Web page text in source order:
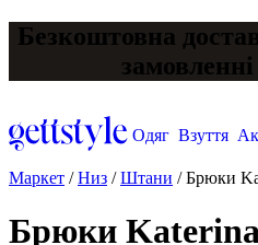
Безкоштовна
Одяг Взуття
Маркет /Низ /Штани /Брюки
Брюки